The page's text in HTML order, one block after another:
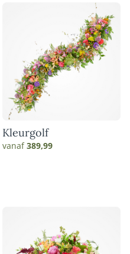
Kleurgolf
vanaf389,99